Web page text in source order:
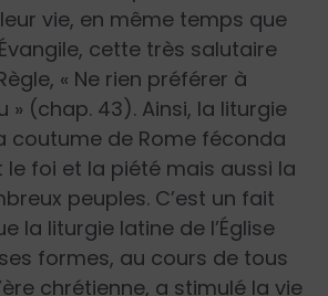
vie, en même temps que
cette très salutaire
« Ne rien préférer à
» (chap. 43). Ainsi, la liturgie
coutume de Rome féconda
le foi et la piété mais aussi la
peuples. C’est un fait
la liturgie latine de l’Église
formes, au cours de tous
chrétienne, a stimulé la vie